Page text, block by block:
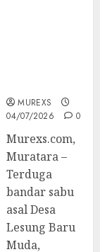
MUREXS
04/07/2026
0
Murexs.com,
Muratara –
Terduga
bandar sabu
asal Desa
Lesung Baru
Muda,